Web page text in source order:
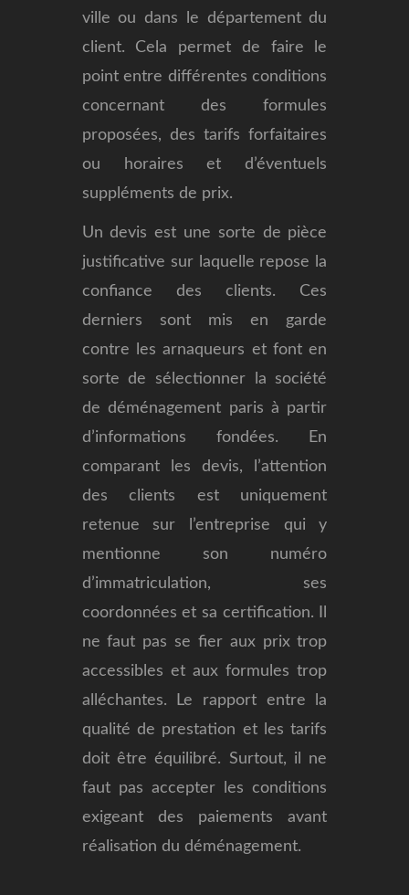
ville ou dans le département du
client. Cela permet de faire le
point entre différentes conditions
concernant des formules
proposées, des tarifs forfaitaires
ou horaires et d’éventuels
suppléments de prix.
Un devis est une sorte de pièce
justificative sur laquelle repose la
confiance des clients. Ces
derniers sont mis en garde
contre les arnaqueurs et font en
sorte de sélectionner la société
de déménagement paris à partir
d’informations fondées. En
comparant les devis, l’attention
des clients est uniquement
retenue sur l’entreprise qui y
mentionne son numéro
d’immatriculation, ses
coordonnées et sa certification. Il
ne faut pas se fier aux prix trop
accessibles et aux formules trop
alléchantes. Le rapport entre la
qualité de prestation et les tarifs
doit être équilibré. Surtout, il ne
faut pas accepter les conditions
exigeant des paiements avant
réalisation du déménagement.